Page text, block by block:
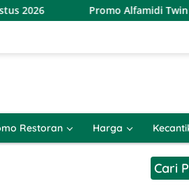
Promo Alfamidi Twin
Restoran Harga
Cari